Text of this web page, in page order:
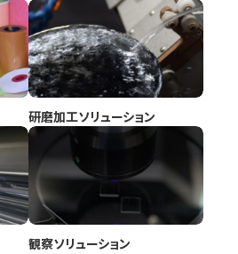
研磨加工ソリューション
観察ソリューション